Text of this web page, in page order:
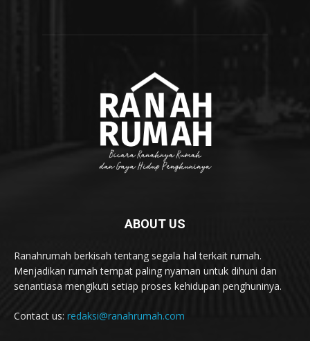
ABOUT US
Ranahrumah berkisah tentang segala hal terkait rumah.
Menjadikan rumah tempat paling nyaman untuk dihuni dan
senantiasa mengikuti setiap proses kehidupan penghuninya.
Contact us: redaksi@ranahrumah.com